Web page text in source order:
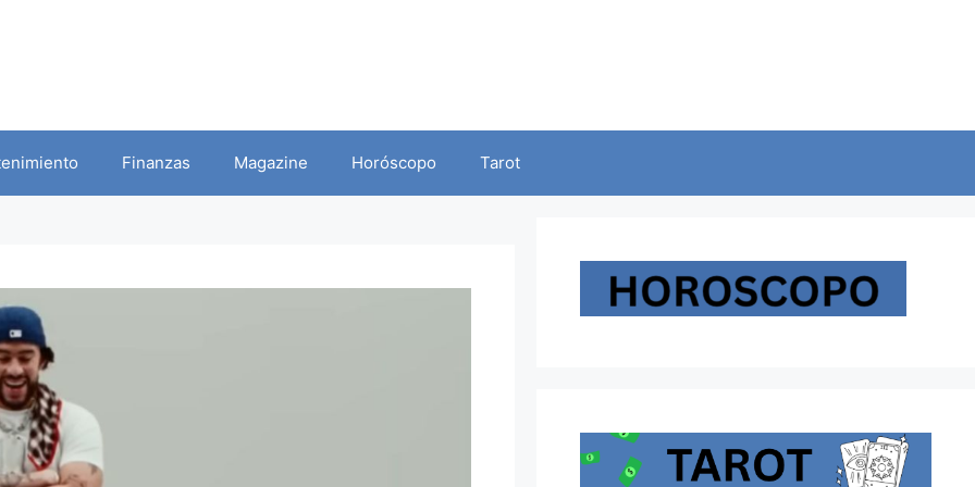
Finanzas Magazine Horóscopo Tarot